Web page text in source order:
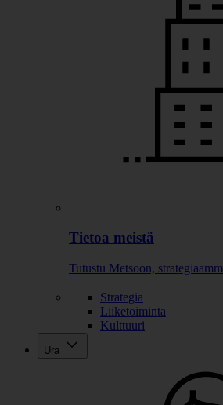
Tietoa meistä
Tutustu Metsoon,
Strategia
Liiketoiminta
Kulttuuri
Ura